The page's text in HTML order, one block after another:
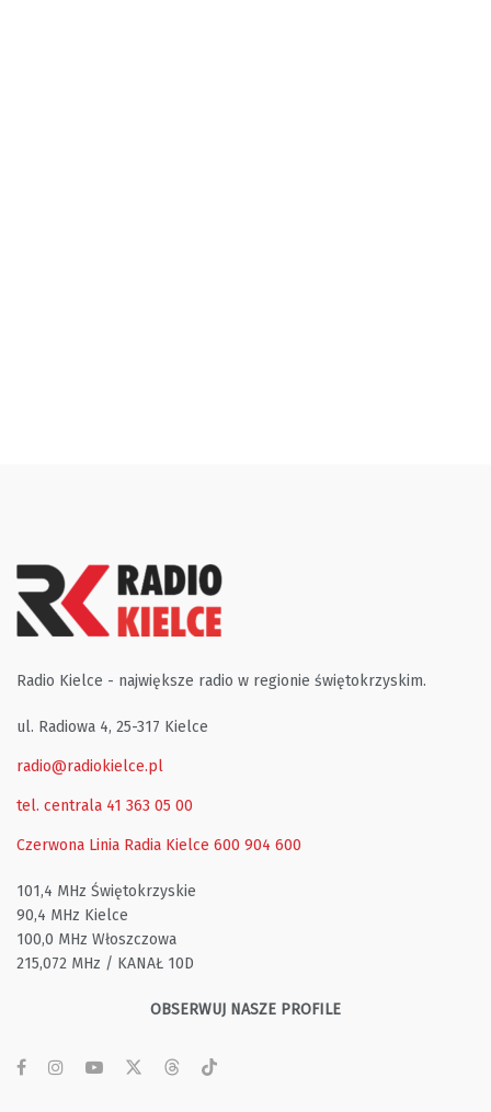
Radio Kielce - największe radio w regionie świętokrzyskim.
ul. Radiowa 4, 25-317 Kielce
radio@radiokielce.pl
tel. centrala 41 363 05 00
Czerwona Linia Radia Kielce 600 904 600
101,4 MHz Świętokrzyskie
90,4 MHz Kielce
100,0 MHz Włoszczowa
215,072 MHz / KANAŁ 10D
OBSERWUJ NASZE PROFILE